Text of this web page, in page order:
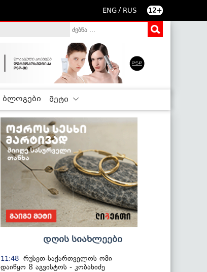
ENG / RUS 12+
ბლოგები მეტი
დღის სიახლეები
11:48 რუსეთ-საქართველოს ომი
დაიწყო 8 აგვისტოს - კობახიძე